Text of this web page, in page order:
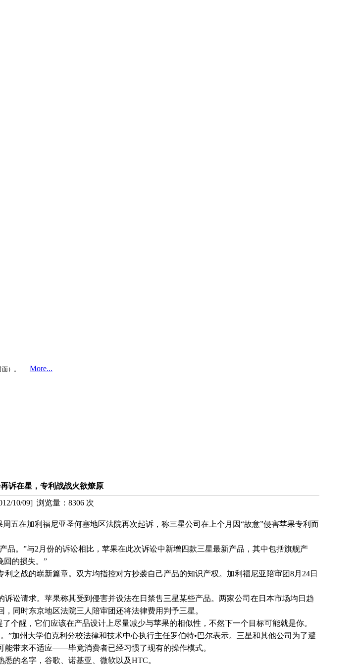
）。
More...
诉在星，专利战战火欲燎原
10/09] 浏览量： 8306 次
五在加利福尼亚圣何塞地区法院再次起诉，称三星公司在上个月因“故意”侵害苹果专利而
。”与2月份的诉讼相比，苹果在此次诉讼中新增四款三星最新产品，其中包括旗舰产
回的损失。”
战的崭新篇章。双方均指控对方抄袭自己产品的知识产权。加利福尼亚陪审团8月24日
请求。苹果称其受到侵害并设法在日禁售三星某些产品。两家公司在日本市场均日趋
同时东京地区法院三人陪审团还将法律费用判予三星。
醒，它们应该在产品设计上尽量减少与苹果的相似性，不然下一个目标可能就是你。
州大学伯克利分校法律和技术中心执行主任罗伯特•巴尔表示。三星和其他公司为了避
能带来不适应——毕竟消费者已经习惯了现有的操作模式。
的名字，谷歌、诺基亚、微软以及HTC。